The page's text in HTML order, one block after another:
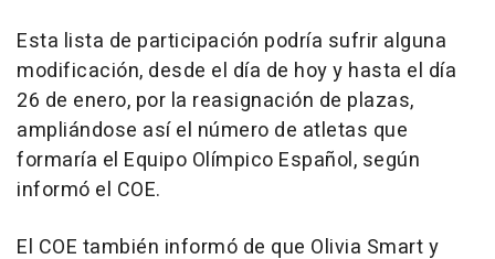
Esta lista de participación podría sufrir alguna
modificación, desde el día de hoy y hasta el día
26 de enero, por la reasignación de plazas,
ampliándose así el número de atletas que
formaría el Equipo Olímpico Español, según
informó el COE.
El COE también informó de que Olivia Smart y